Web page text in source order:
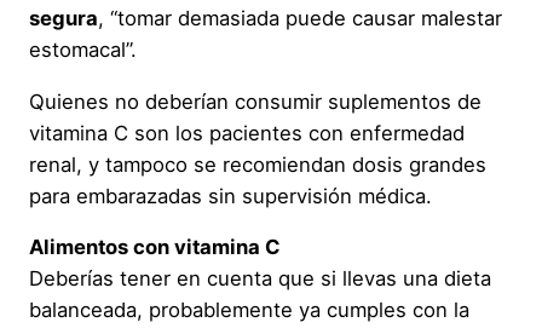
segura, “tomar demasiada puede causar malestar
estomacal”.
Quienes no deberían consumir suplementos de
vitamina C son los pacientes con enfermedad
renal, y tampoco se recomiendan dosis grandes
para embarazadas sin supervisión médica.
Alimentos con vitamina C
Deberías tener en cuenta que si llevas una dieta
balanceada, probablemente ya cumples con la